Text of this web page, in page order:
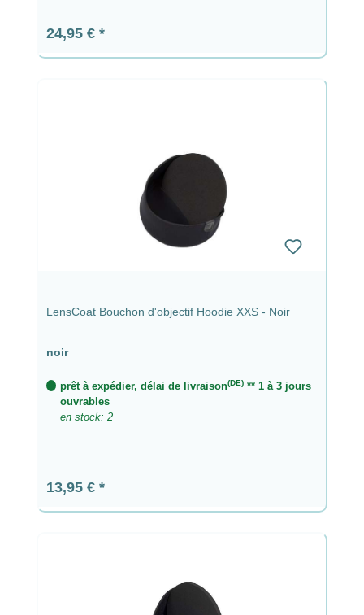
Prix régulier :
24,95 €
LensCoat Bouchon d'objectif Hoodie XXS - Noir
noir
prêt à expédier, délai de livraison(DE)** 1 à 3 jours
ouvrables
en stock: 2
Prix régulier :
13,95 €